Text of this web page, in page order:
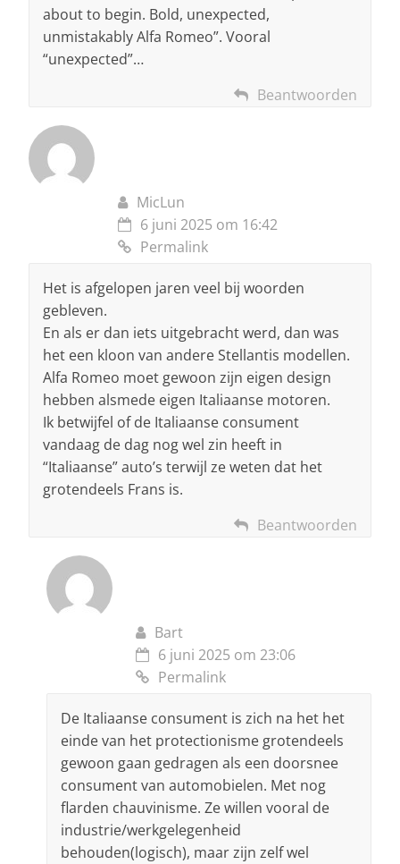
about to begin. Bold, unexpected,
unmistakably Alfa Romeo”. Vooral
“unexpected”…
Beantwoorden
MicLun
6 juni 2025 om 16:42
Permalink
Het is afgelopen jaren veel bij woorden
gebleven.
En als er dan iets uitgebracht werd, dan was
het een kloon van andere Stellantis modellen.
Alfa Romeo moet gewoon zijn eigen design
hebben alsmede eigen Italiaanse motoren.
Ik betwijfel of de Italiaanse consument
vandaag de dag nog wel zin heeft in
“Italiaanse” auto’s terwijl ze weten dat het
grotendeels Frans is.
Beantwoorden
Bart
6 juni 2025 om 23:06
Permalink
De Italiaanse consument is zich na het het
einde van het protectionisme grotendeels
gewoon gaan gedragen als een doorsnee
consument van automobielen. Met nog
flarden chauvinisme. Ze willen vooral de
industrie/werkgelegenheid
behouden(logisch), maar zijn zelf wel